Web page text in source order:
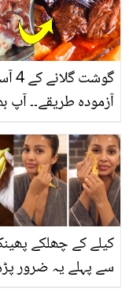
آزمودہ طریقے۔۔ آپ
بتائے راز
کیلے کے چھلکے
سے پہلے یہ ضرور